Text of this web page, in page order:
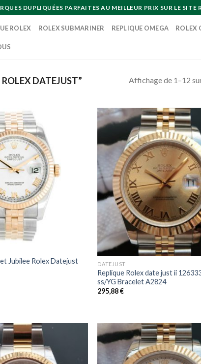
DUPLIQUÉES PARFAITES AU MEILLEUR PRIX SUR LE
ROLEX ROLEX SUBMARINER REPLIQUE OMEGA ROLEX
DATEJUST” Affichage de 1–12
Jubilee Rolex Datejust
+
DATEJUST
Replique Rolex date just ii
ss/YG Bracelet A2824
295,88€